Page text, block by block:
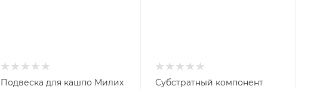
Подвеска для кашпо Милих
Субстратный компонент